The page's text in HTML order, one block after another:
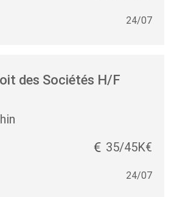
24/07
des Sociétés H/F
35/45K€
24/07